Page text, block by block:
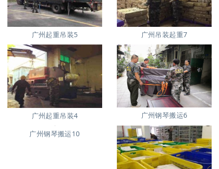
广州起重吊装5 广州吊装起重7
广州起重吊装4
广州钢琴搬运6
广州钢琴搬运10